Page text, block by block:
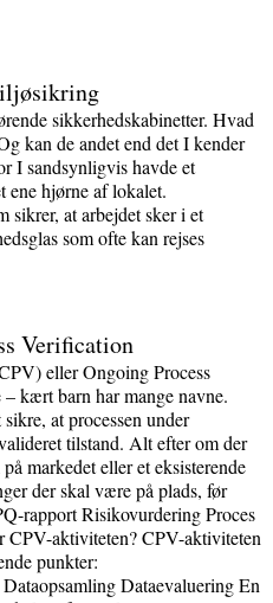
sikkerhedskabinetter. Hvad
kan de andet end det I kender
I sandsynligvis havde et
ene hjørne af lokalet.
sikrer, at arbejdet sker i et
som ofte kan rejses
Verification
eller Ongoing Process
kært barn har mange navne.
at processen under
tilstand. Alt efter om der
markedet eller et eksisterende
der skal være på plads, før
rapport Risikovurdering Proces
aktiviteten? CPV-aktiviteten
punkter:
Dataevaluering En